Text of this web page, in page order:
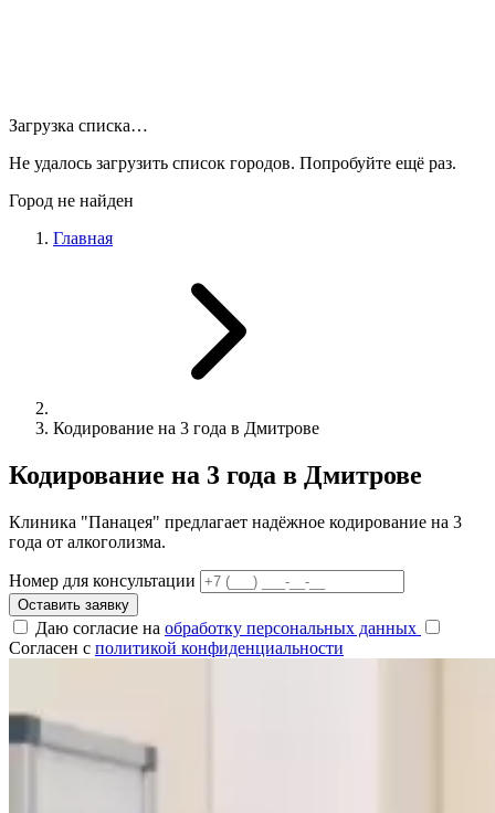
Загрузка списка…
Не удалось загрузить список городов. Попробуйте ещё раз.
Город не найден
Главная
Кодирование на 3 года в Дмитрове
Кодирование на 3 года в Дмитрове
Клиника "Панацея" предлагает надёжное кодирование на 3
года от алкоголизма.
Номер для консультации
Оставить заявку
Даю согласие на обработку персональных данных
Согласен с политикой конфиденциальности